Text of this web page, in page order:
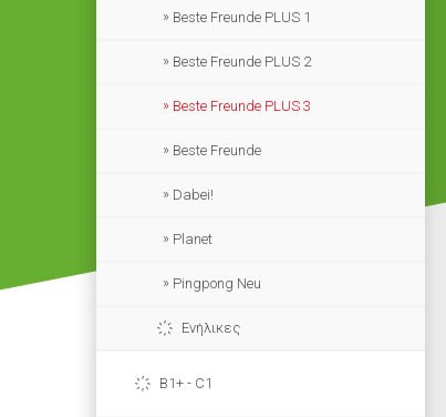
Beste Freunde PLUS 1
Beste Freunde PLUS 2
Beste Freunde PLUS 3
Beste Freunde
Dabei!
Planet
Pingpong Neu
Ενήλικες
B1+ - C1